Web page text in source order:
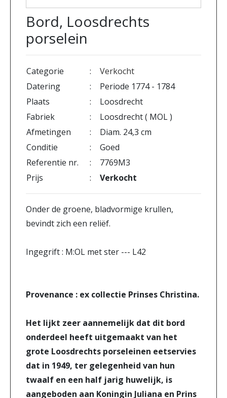
Bord, Loosdrechts
porselein
Categorie :
Verkocht
Datering
:
Periode 1774 - 1784
Plaats
:
Loosdrecht
Fabriek
:
Loosdrecht ( MOL )
Afmetingen
:
Diam. 24,3 cm
Conditie
:
Goed
Referentie nr.
:
7769M3
Prijs
: Verkocht
Onder de groene, bladvormige krullen,
bevindt zich een reliëf.
Ingegrift : M:OL met ster --- L42
Provenance : ex collectie Prinses Christina.
Het lijkt zeer aannemelijk dat dit bord
onderdeel heeft uitgemaakt van het
grote Loosdrechts porseleinen eetservies
dat in 1949, ter gelegenheid van hun
twaalf en een half jarig huwelijk, is
aangeboden aan Koningin Juliana en Prins